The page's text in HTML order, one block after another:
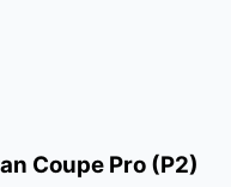
Coupe Pro (P2)